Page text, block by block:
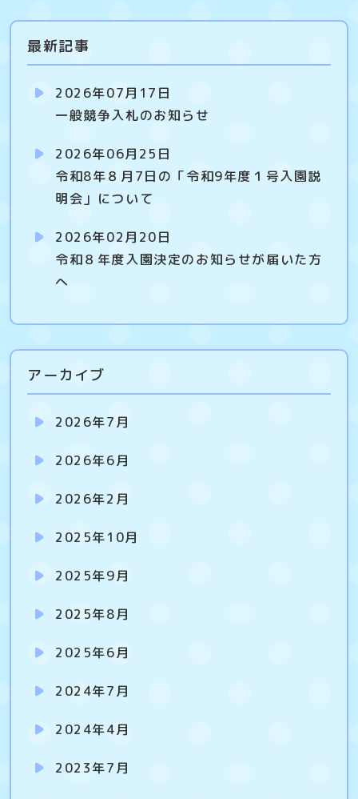
最新記事
2026年07月17日
一般競争入札のお知らせ
2026年06月25日
令和8年８月7日の「令和9年度１号入園説
明会」について
2026年02月20日
令和８年度入園決定のお知らせが届いた方
へ
アーカイブ
2026年7月
2026年6月
2026年2月
2025年10月
2025年9月
2025年8月
2025年6月
2024年7月
2024年4月
2023年7月